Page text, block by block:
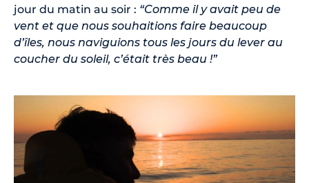
jour du matin au soir : “Comme il y avait peu de
vent et que nous souhaitions faire beaucoup
d’îles, nous naviguions tous les jours du lever au
coucher du soleil, c’était très beau !”